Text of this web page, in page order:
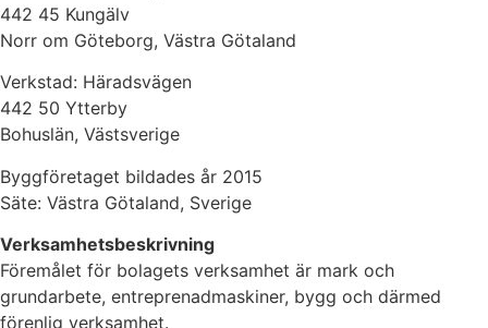
442 45 Kungälv
Norr om Göteborg, Västra Götaland
Verkstad: Häradsvägen
442 50 Ytterby
Bohuslän, Västsverige
Byggföretaget bildades år 2015
Säte: Västra Götaland, Sverige
Verksamhetsbeskrivning
Föremålet för bolagets verksamhet är mark och
grundarbete, entreprenadmaskiner, bygg och därmed
förenlig verksamhet.